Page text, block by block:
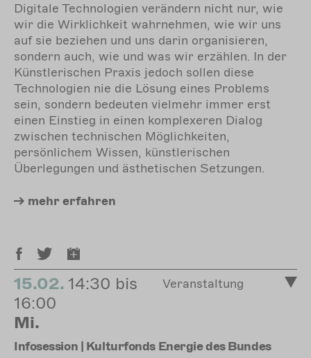
Digitale Technologien verändern nicht nur, wie
wir die Wirklichkeit wahrnehmen, wie wir uns
auf sie beziehen und uns darin organisieren,
sondern auch, wie und was wir erzählen. In der
Künstlerischen Praxis jedoch sollen diese
Technologien nie die Lösung eines Problems
sein, sondern bedeuten vielmehr immer erst
einen Einstieg in einen komplexeren Dialog
zwischen technischen Möglichkeiten,
persönlichem Wissen, künstlerischen
Überlegungen und ästhetischen Setzungen.
mehr erfahren
15.02. 14:30 bis
16:00
Mi.
Veranstaltung
Infosession | Kulturfonds Energie des Bundes